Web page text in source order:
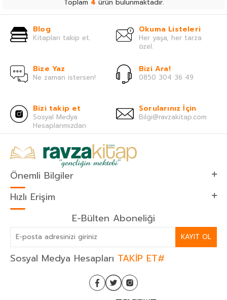
Toplam 4 ürün bulunmaktadır.
Blog
Kitapları takip et.
Okuma Listeleri
Her yaşa, her tarza
özel.
Bize Yaz
Ne zaman istersen!
Bizi Ara!
0850 304 36 49
Bizi takip et
Sosyal Medya
Hesaplarımızdan
Sorularınız İçin
Bilgi@ravzakitap.com
Önemli Bilgiler
Hızlı Erişim
E-Bülten Aboneliği
KAYIT OL
Sosyal Medya Hesapları TAKİP ET#